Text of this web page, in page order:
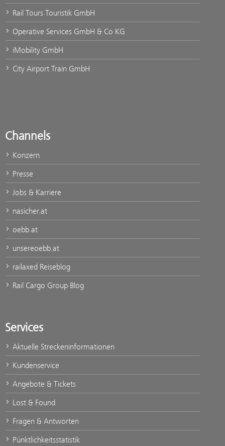
Rail Tours Touristik GmbH
Operative Services GmbH & Co KG
iMobility GmbH
City Airport Train GmbH
Channels
Konzern
Presse
Jobs & Karriere
nasicher.at
oebb.at
unsereoebb.at
railaxed Reiseblog
Rail Cargo Group Blog
Services
Aktuelle Streckeninformationen
Kundenservice
Angebote & Tickets
Lost & Found
Fragen & Antworten
Pünktlichkeitsstatistik